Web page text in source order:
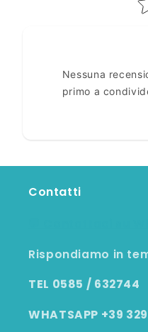
Nessuna
primo a
Contatti
Rispondiamo in
TEL 0585 / 632744
WHATSAPP +39